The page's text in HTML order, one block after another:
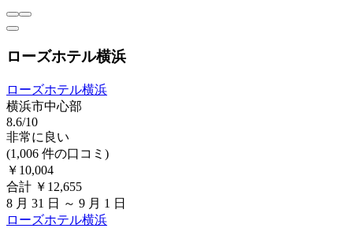
ローズホテル横浜
ローズホテル横浜
横浜市中心部
8.6/10
非常に良い
(1,006 件の口コミ)
￥10,004
合計 ￥12,655
8 月 31 日 ～ 9 月 1 日
ローズホテル横浜